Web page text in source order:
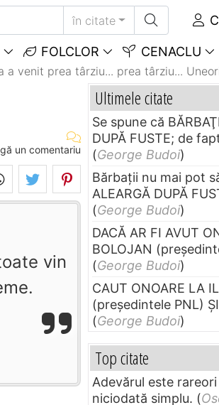
în citate
FOLCLOR CENACLU
a venit prea târziu... prea târziu...
un comentariu
vin
Ultimele citate
Se spune că
DUPĂ FUSTE; de
(George Budoi)
Bărbaţii nu mai pot
ALEARGĂ DUPĂ
(George Budoi)
DACĂ AR FI AVUT
BOLOJAN
(George Budoi)
CAUT ONOARE LA
(preşedintele PNL)
(George Budoi)
Top citate
Adevărul este
niciodată simplu. (